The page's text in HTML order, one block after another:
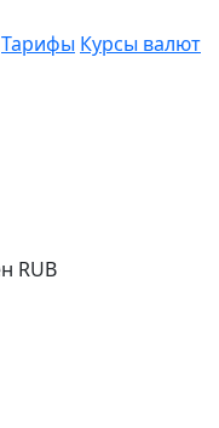
Тарифы Курсы валют